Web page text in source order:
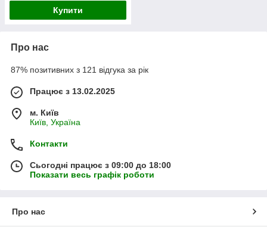
Купити
Про нас
87% позитивних з 121 відгука за рік
Працює з 13.02.2025
м. Київ
Київ, Україна
Контакти
Сьогодні працює з 09:00 до 18:00
Показати весь графік роботи
Про нас